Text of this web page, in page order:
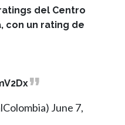
del Centro
con un rating de
June 7,